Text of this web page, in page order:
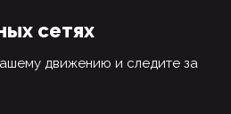
сетях
движению и следите за